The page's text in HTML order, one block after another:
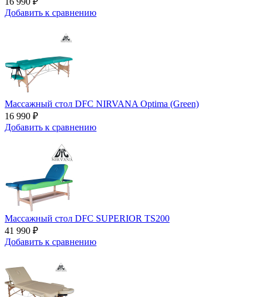
Добавить к сравнению
Массажный стол DFC NIRVANA Optima (Green)
16 990 ₽
Добавить к сравнению
Массажный стол DFC SUPERIOR TS200
41 990 ₽
Добавить к сравнению